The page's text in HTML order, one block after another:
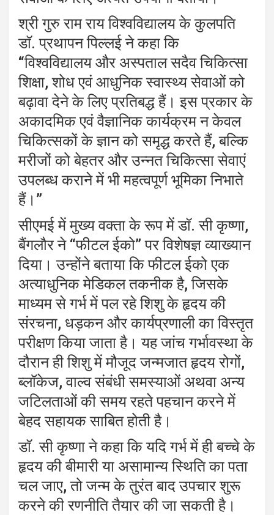
श्री गुरु राम राय विश्वविद्यालय के कुलपति
डाॅ. प्रथापन पिल्लई ने कहा कि
“विश्वविद्यालय और अस्पताल सदैव चिकित्सा
शिक्षा, शोध एवं आधुनिक स्वास्थ्य सेवाओं को
बढ़ावा देने के लिए प्रतिबद्ध हैं। इस प्रकार के
अकादमिक एवं वैज्ञानिक कार्यक्रम न केवल
चिकित्सकों के ज्ञान को समृद्ध करते हैं, बल्कि
मरीजों को बेहतर और उन्नत चिकित्सा सेवाएं
उपलब्ध कराने में भी महत्वपूर्ण भूमिका निभाते
हैं।”
सीएमई में मुख्य वक्ता के रूप में डाॅ. सी कृष्णा,
बैंगलौर ने “फीटल ईको” पर विशेषज्ञ व्याख्यान
दिया। उन्होंने बताया कि फीटल ईको एक
अत्याधुनिक मेडिकल तकनीक है, जिसके
माध्यम से गर्भ में पल रहे शिशु के हृदय की
संरचना, धड़कन और कार्यप्रणाली का विस्तृत
परीक्षण किया जाता है। यह जांच गर्भावस्था के
दौरान ही शिशु में मौजूद जन्मजात हृदय रोगों,
ब्लॉकेज, वाल्व संबंधी समस्याओं अथवा अन्य
जटिलताओं की समय रहते पहचान करने में
बेहद सहायक साबित होती है।
डाॅ. सी कृष्णा ने कहा कि यदि गर्भ में ही बच्चे के
हृदय की बीमारी या असामान्य स्थिति का पता
चल जाए, तो जन्म के तुरंत बाद उपचार शुरू
करने की रणनीति तैयार की जा सकती है।